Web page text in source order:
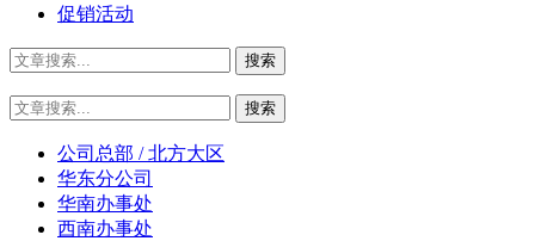
促销活动
公司总部 / 北方大区
华东分公司
华南办事处
西南办事处